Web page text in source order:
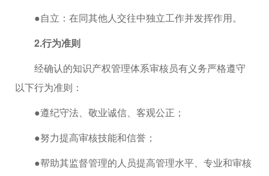
●自立：在同其他人交往中独立工作并发挥作用。
2.行为准则
经确认的知识产权管理体系审核员有义务严格遵守
以下行为准则：
●遵纪守法、敬业诚信、客观公正；
●努力提高审核技能和信誉；
●帮助其监督管理的人员提高管理水平、专业和审核